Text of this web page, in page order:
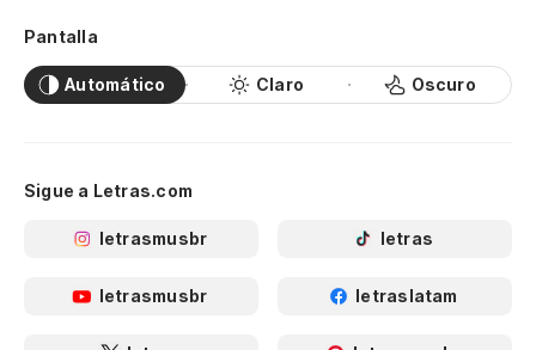
Pantalla
Automático Claro Oscuro
Sigue a Letras.com
letrasmusbr letras
letrasmusbr letraslatam